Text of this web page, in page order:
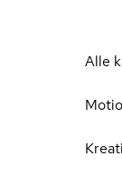
Alle